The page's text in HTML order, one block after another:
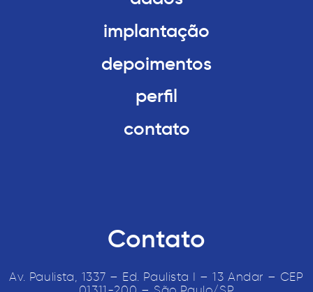
implantação
depoimentos
perfil
contato
Contato
Av. Paulista, 1337 – Ed. Paulista I – 13 Andar – CEP